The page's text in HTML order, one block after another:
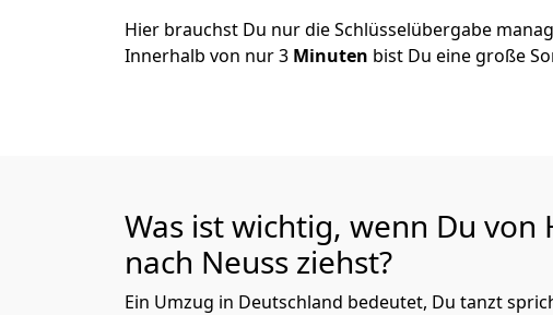
Hier brauchst Du nur die Schlüsselübergabe
Innerhalb von nur 3 Minuten bist Du eine große
Was ist wichtig, wenn Du von
nach Neuss ziehst?
Ein Umzug in Deutschland bedeutet, Du tanzt